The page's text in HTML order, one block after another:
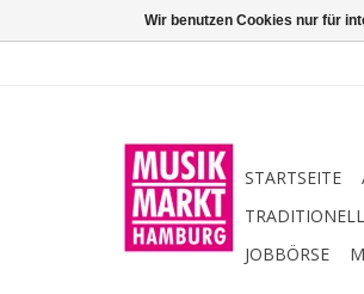
STARTSEITE
JOBBÖRSE
Wir benutzen Cookies nur für